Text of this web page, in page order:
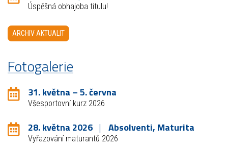
Úspěšná obhajoba titulu!
ARCHIV AKTUALIT
Fotogalerie
31. května – 5. června
Všesportovní kurz 2026
28. května 2026 Absolventi, Maturita
Vyřazování maturantů 2026